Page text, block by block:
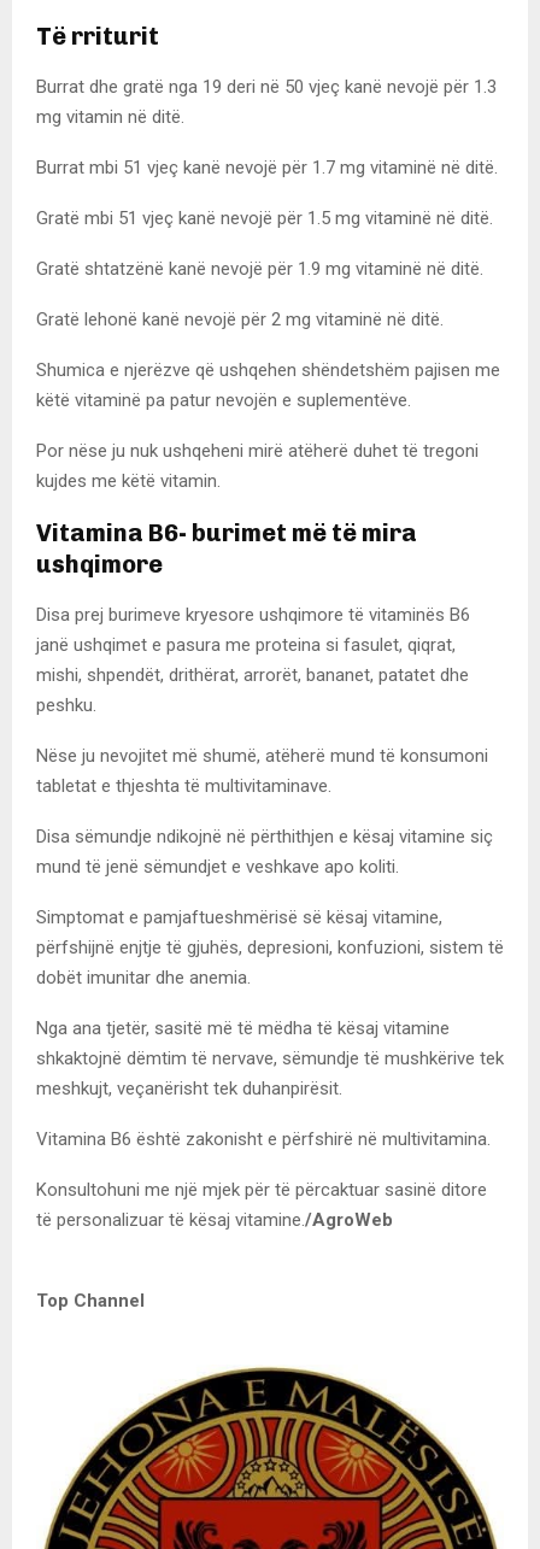
Të rriturit
Burrat dhe gratë nga 19 deri në 50 vjeç kanë nevojë për 1.3
mg vitamin në ditë.
Burrat mbi 51 vjeç kanë nevojë për 1.7 mg vitaminë në ditë.
Gratë mbi 51 vjeç kanë nevojë për 1.5 mg vitaminë në ditë.
Gratë shtatzënë kanë nevojë për 1.9 mg vitaminë në ditë.
Gratë lehonë kanë nevojë për 2 mg vitaminë në ditë.
Shumica e njerëzve që ushqehen shëndetshëm pajisen me
këtë vitaminë pa patur nevojën e suplementëve.
Por nëse ju nuk ushqeheni mirë atëherë duhet të tregoni
kujdes me këtë vitamin.
Vitamina B6- burimet më të mira
ushqimore
Disa prej burimeve kryesore ushqimore të vitaminës B6
janë ushqimet e pasura me proteina si fasulet, qiqrat,
mishi, shpendët, drithërat, arrorët, bananet, patatet dhe
peshku.
Nëse ju nevojitet më shumë, atëherë mund të konsumoni
tabletat e thjeshta të multivitaminave.
Disa sëmundje ndikojnë në përthithjen e kësaj vitamine siç
mund të jenë sëmundjet e veshkave apo koliti.
Simptomat e pamjaftueshmërisë së kësaj vitamine,
përfshijnë enjtje të gjuhës, depresioni, konfuzioni, sistem të
dobët imunitar dhe anemia.
Nga ana tjetër, sasitë më të mëdha të kësaj vitamine
shkaktojnë dëmtim të nervave, sëmundje të mushkërive tek
meshkujt, veçanërisht tek duhanpirësit.
Vitamina B6 është zakonisht e përfshirë në multivitamina.
Konsultohuni me një mjek për të përcaktuar sasinë ditore
të personalizuar të kësaj vitamine. /AgroWeb
Top Channel